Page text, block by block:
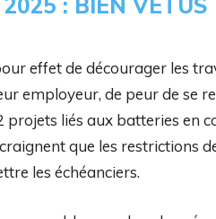
effet de décourager les
employeur, de peur de se
projets liés aux batteries en
que les restrictions
les échéanciers.